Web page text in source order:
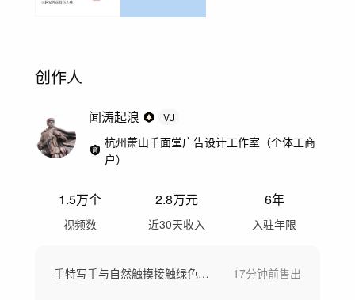
创作人
闻涛起浪 VJ
杭州萧山千面堂广告设计工作室（个体工商
户）
1.5万个
视频数
2.8万元
近30天收入
6年
入驻年限
手特写手与自然触摸接触绿色生态与生命力 17分钟前售出